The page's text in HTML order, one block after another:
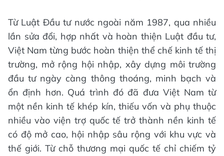
Từ Luật Đầu tư nước ngoài năm 1987, qua nhiều
lần sửa đổi, hợp nhất và hoàn thiện Luật đầu tư,
Việt Nam từng bước hoàn thiện thể chế kinh tế thị
trường, mở rộng hội nhập, xây dựng môi trường
đầu tư ngày càng thông thoáng, minh bạch và
ổn định hơn. Quá trình đó đã đưa Việt Nam từ
một nền kinh tế khép kín, thiếu vốn và phụ thuộc
nhiều vào viện trợ quốc tế trở thành nền kinh tế
có độ mở cao, hội nhập sâu rộng với khu vực và
thế giới. Từ chỗ thương mại quốc tế chỉ chiếm tỷ